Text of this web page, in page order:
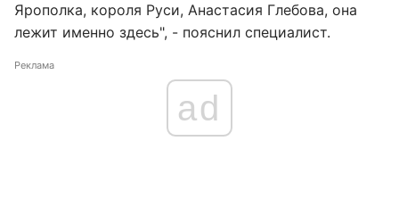
Ярополка, короля Руси, Анастасия Глебова, она
лежит именно здесь", - пояснил специалист.
Реклама
ad